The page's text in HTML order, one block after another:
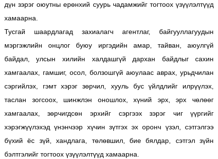
дүн зэрэг оюутны ерөнхий суурь чадамжийг тогтоох үзүүлэлтүүд
хамаарна.
Тусгай шаардлагад захиалагч агентлаг, байгууллагуудын
мэргэжлийн онцлог буюу иргэдийн амар, тайван, аюулгүй
байдал, улсын хилийн халдашгүй дархан байдлыг сахин
хамгаалах, гамшиг, осол, болзошгүй аюулаас аврах, урьдчилан
сэргийлэх, гэмт хэрэг зөрчил, хууль бус үйлдлийг илрүүлэх,
таслан зогсоох, шинжлэн оношлох, хүний эрх, эрх чөлөөг
хамгаалах, зөрчигдсөн эрхийг сэргээх зэрэг чиг үүргийг
хэрэгжүүлэхэд үнэнчээр хүчин зүтгэх эх оронч үзэл, сэтгэлгээ
бүхий ёс зүй, хандлага, төлөвшил, бие бялдар, сэтгэл зүйн
бэлтгэлийг тогтоох үзүүлэлтүүд хамаарна.